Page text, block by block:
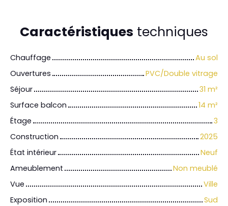
Caractéristiques techniques
Chauffage
Au sol
Ouvertures
PVC/Double vitrage
Séjour
31 m²
Surface balcon
14 m²
Étage
3
Construction
2025
État intérieur
Neuf
Ameublement
Non meublé
Vue
Ville
Exposition
Sud